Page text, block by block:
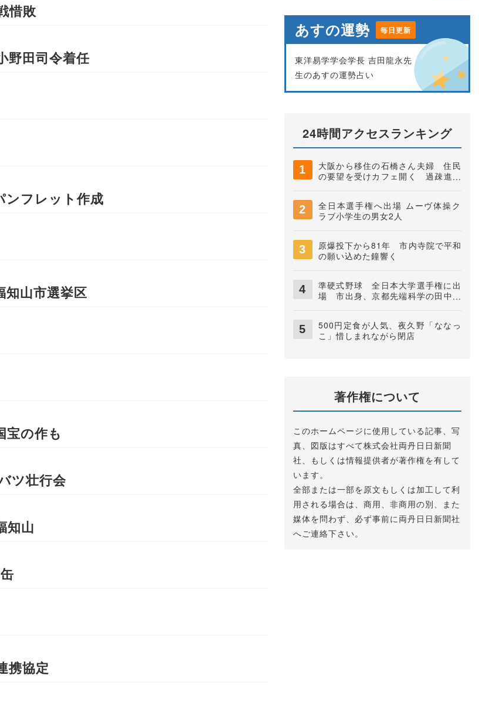
惜敗
野田司令着任
フレット作成
山市選挙区
の作も
ツ壮行会
知山
携協定
あすの運勢 毎日更新
東洋易学学会学長 吉田龍永先
生のあすの運勢占い
24時間アクセスランキング
大阪から移住の石橋さん夫婦 住民
の要望を受けカフェ開く 過疎進む
全日本選手権へ出場 ムーヴ体操ク
ラブ小学生の男女2人
原爆投下から81年 市内寺院で平和
の願い込めた鐘響く
準硬式野球 全日本大学選手権に出
場 市出身、京都先端科学の田中快
500円定食が人気、夜久野「ななっ
こ」惜しまれながら閉店
著作権について
このホームページに使用している記事、写
真、図版はすべて株式会社両丹日日新聞
社、もしくは情報提供者が著作権を有して
います。
全部または一部を原文もしくは加工して利
用される場合は、商用、非商用の別、また
媒体を問わず、必ず事前に両丹日日新聞社
へご連絡下さい。